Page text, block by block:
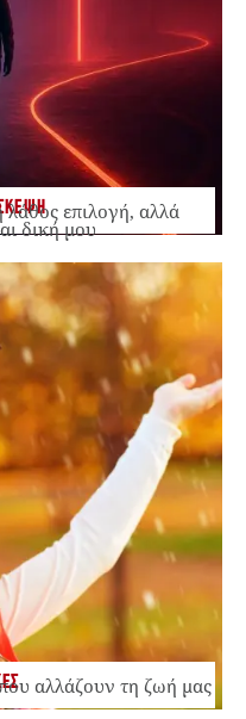
επιλογή, αλλά
δική μου
που αλλάζουν τη ζωή μας